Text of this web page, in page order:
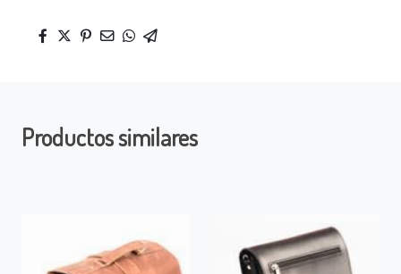
Productos similares